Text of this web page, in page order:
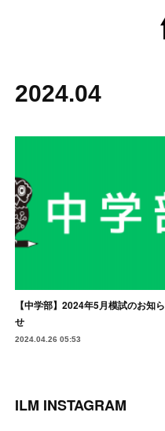
2024.04
【中学部】2024年5月模試のお知ら
せ
2024.04.26 05:53
ILM INSTAGRAM